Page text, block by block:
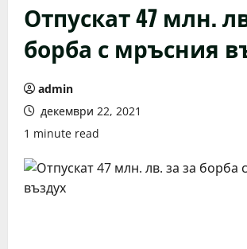
Отпускат 47 млн.
борба с мръсния
admin
декември 22, 2021
1 minute read